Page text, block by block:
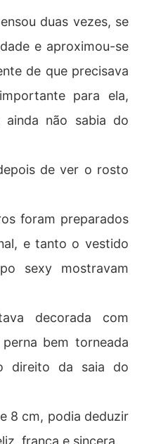
duas vezes, se
e aproximou-se
de que precisava
para ela,
ainda não sabia do
de ver o rosto
foram preparados
e tanto o vestido
sexy mostravam
decorada com
bem torneada
direito da saia do
8 cm, podia deduzir
franca e sincera.